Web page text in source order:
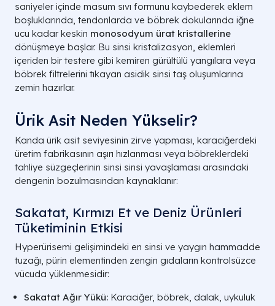
saniyeler içinde masum sıvı formunu kaybederek eklem
boşluklarında, tendonlarda ve böbrek dokularında iğne
ucu kadar keskin monosodyum ürat kristallerine
dönüşmeye başlar. Bu sinsi kristalizasyon, eklemleri
içeriden bir testere gibi kemiren gürültülü yangılara veya
böbrek filtrelerini tıkayan asidik sinsi taş oluşumlarına
zemin hazırlar.
Ürik Asit Neden Yükselir?
Kanda ürik asit seviyesinin zirve yapması, karaciğerdeki
üretim fabrikasının aşırı hızlanması veya böbreklerdeki
tahliye süzgeçlerinin sinsi sinsi yavaşlaması arasındaki
dengenin bozulmasından kaynaklanır:
Sakatat, Kırmızı Et ve Deniz Ürünleri
Tüketiminin Etkisi
Hyperürisemi gelişimindeki en sinsi ve yaygın hammadde
tuzağı, pürin elementinden zengin gıdaların kontrolsüzce
vücuda yüklenmesidir:
Sakatat Ağır Yükü: Karaciğer, böbrek, dalak, uykuluk